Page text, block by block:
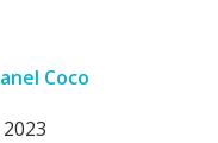
Coco